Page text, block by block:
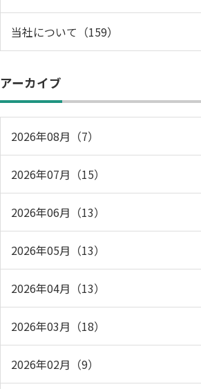
当社について（159）
アーカイブ
2026年08月（7）
2026年07月（15）
2026年06月（13）
2026年05月（13）
2026年04月（13）
2026年03月（18）
2026年02月（9）